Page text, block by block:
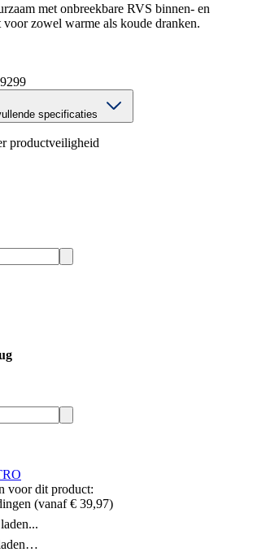
met onbreekbare RVS binnen- en
zowel warme als koude dranken.
specificaties
productveiligheid
voor dit product:
(vanaf€ 39,97)